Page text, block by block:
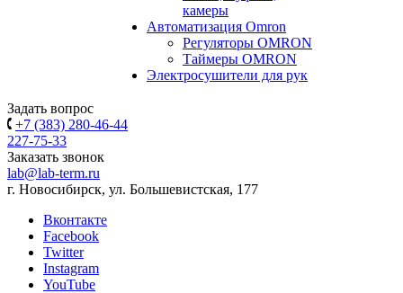
камеры
Автоматизация Omron
Регуляторы OMRON
Таймеры OMRON
Электросушители для рук
Задать вопрос
+7 (383) 280-46-44
227-75-33
Заказать звонок
lab@lab-term.ru
г. Новосибирск, ул. Большевистская, 177
Вконтакте
Facebook
Twitter
Instagram
YouTube